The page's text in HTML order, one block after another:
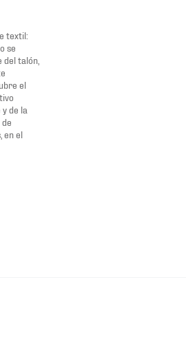
textil:
se
talón,
el
de la
en el